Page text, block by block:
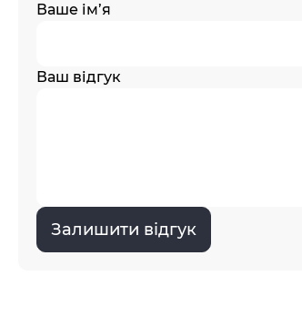
Ваше ім’я
Ваш відгук
Залишити відгук